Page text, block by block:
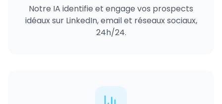
Notre IA identifie et engage vos prospects
idéaux sur LinkedIn, email et réseaux sociaux,
24h/24.